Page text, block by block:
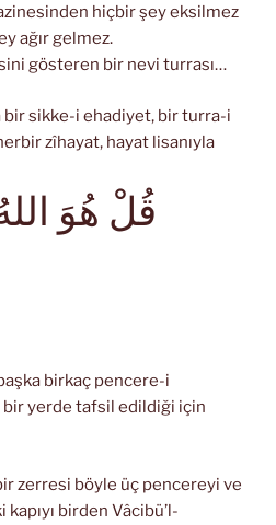
hiçbir şey eksilmez
ağır gelmez.
gösteren bir nevi turrası…
sikke-i ehadiyet, bir turra-i
zîhayat, hayat lisanıyla
birkaç pencere-i
bir yerde tafsil edildiği için
zerresi böyle üç pencereyi ve
birden Vâcibü’l-